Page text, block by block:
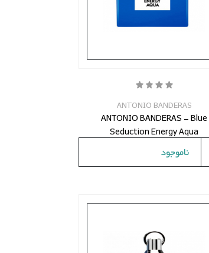
ANTONIO BANDERAS
ANTONIO BANDERAS - Blue
Seduction Energy Aqua
ناموجود